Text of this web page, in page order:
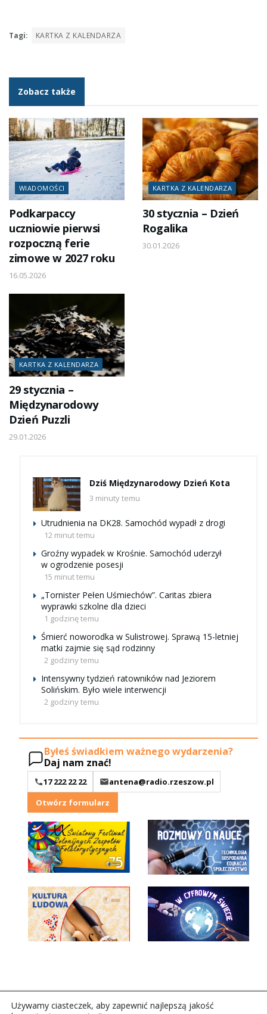
Tagi: KARTKA Z KALENDARZA
Zobacz także
WIADOMOŚCI
Podkarpaccy
uczniowie pierwsi
rozpoczną ferie
zimowe w 2027 roku
16.05.2026
KARTKA Z KALENDARZA
30 stycznia – Dzień
Rogalika
30.01.2026
KARTKA Z KALENDARZA
29 stycznia –
Międzynarodowy
Dzień Puzzli
29.01.2026
Dziś Międzynarodowy Dzień Kota
3 minuty temu
Utrudnienia na DK28. Samochód wypadł z drogi
12 minut temu
Groźny wypadek w Krośnie. Samochód uderzył
w ogrodzenie posesji
15 minut temu
„Tornister Pełen Uśmiechów”. Caritas zbiera
wyprawki szkolne dla dzieci
1 godzinę temu
Śmierć noworodka w Sulistrowej. Sprawą 15-letniej
matki zajmie się sąd rodzinny
2 godziny temu
Intensywny tydzień ratowników nad Jeziorem
Solińskim. Było wiele interwencji
2 godziny temu
Byłeś świadkiem ważnego wydarzenia?
Daj nam znać!
17 222 22 22
antena@radio.rzeszow.pl
Otwórz formularz
Używamy ciasteczek, aby zapewnić najlepszą jakość